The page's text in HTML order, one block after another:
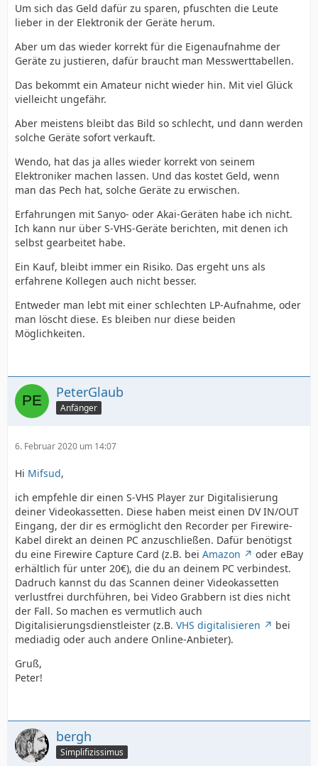
Um sich das Geld dafür zu sparen, pfuschten die Leute
lieber in der Elektronik der Geräte herum.
Aber um das wieder korrekt für die Eigenaufnahme der
Geräte zu justieren, dafür braucht man Messwerttabellen.
Das bekommt ein Amateur nicht wieder hin. Mit viel Glück
vielleicht ungefähr.
Aber meistens bleibt das Bild so schlecht, und dann werden
solche Geräte sofort verkauft.
Wendo, hat das ja alles wieder korrekt von seinem
Elektroniker machen lassen. Und das kostet Geld, wenn
man das Pech hat, solche Geräte zu erwischen.
Erfahrungen mit Sanyo- oder Akai-Geräten habe ich nicht.
Ich kann nur über S-VHS-Geräte berichten, mit denen ich
selbst gearbeitet habe.
Ein Kauf, bleibt immer ein Risiko. Das ergeht uns als
erfahrene Kollegen auch nicht besser.
Entweder man lebt mit einer schlechten LP-Aufnahme, oder
man löscht diese. Es bleiben nur diese beiden
Möglichkeiten.
PeterGlaub
Anfänger
6. Februar 2020 um 14:07
Hi Mifsud,
ich empfehle dir einen S-VHS Player zur Digitalisierung
deiner Videokassetten. Diese haben meist einen DV IN/OUT
Eingang, der dir es ermöglicht den Recorder per Firewire-
Kabel direkt an deinen PC anzuschließen. Dafür benötigst
du eine Firewire Capture Card (z.B. bei Amazon
oder eBay
erhältlich für unter 20€), die du an deinem PC verbindest.
Dadruch kannst du das Scannen deiner Videokassetten
verlustfrei durchführen, bei Video Grabbern ist dies nicht
der Fall. So machen es vermutlich auch
Digitalisierungsdienstleister (z.B. VHS digitalisieren
bei
mediadig oder auch andere Online-Anbieter).
Gruß,
Peter!
bergh
Simplifizissimus